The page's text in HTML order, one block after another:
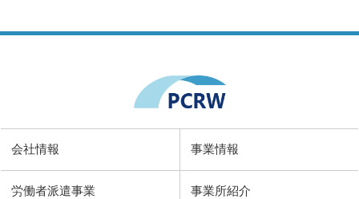
会社情報 事業情報
労働者派遣事業 事業所紹介